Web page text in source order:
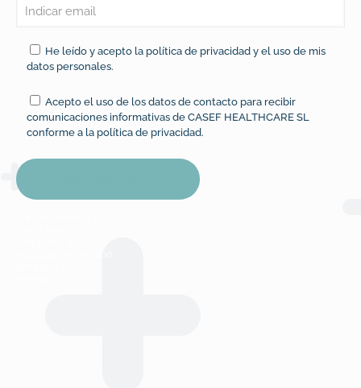
He leído y acepto la política de privacidad y el uso de mis
datos personales.
Acepto el uso de los datos de contacto para recibir
comunicaciones informativas de CASEF HEALTHCARE SL
conforme a la política de privacidad.